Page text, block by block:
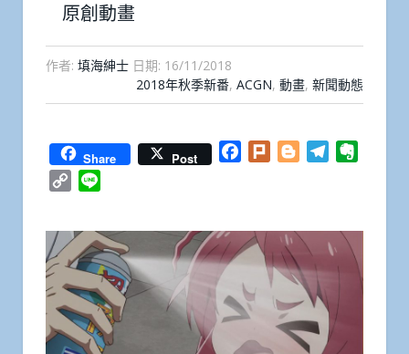
原創動畫
作者: 填海紳士 日期: 16/11/2018
2018年秋季新番, ACGN, 動畫, 新聞動態
Share Post Facebook
Plurk BloggerTelegram
Copy